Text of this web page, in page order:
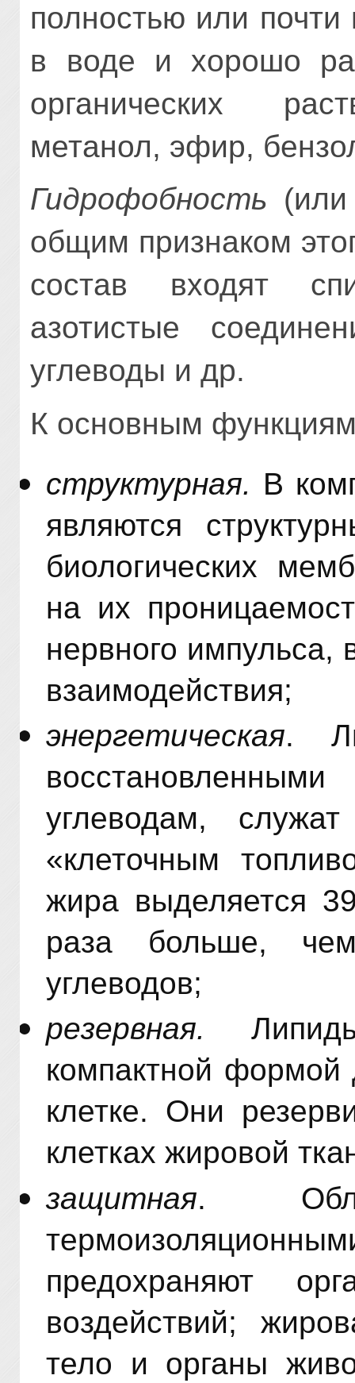
полностью или
в воде и хорошо
органических
метанол, эфир,
Гидрофобность
общим признаком
состав входят
азотистые
углеводы и др.
К основным
структурная. В
являются
биологических
на их
нервного импульса,
взаимодействия;
энергетическая.
углеводам,
«клеточным
жира выделяется
раза больше,
углеводов;
резервная.
компактной формой
клетке. Они
клетках жировой
защитная.
предохраняют
воздействий;
тело и органы